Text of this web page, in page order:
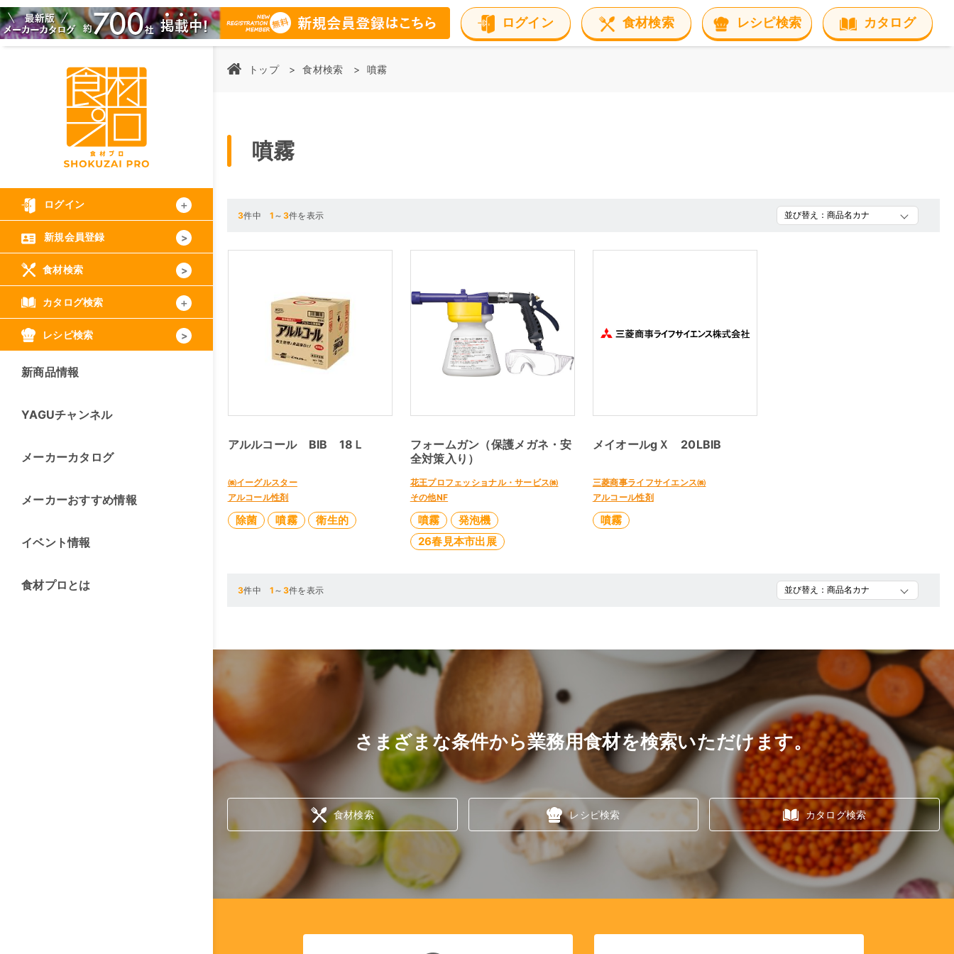
ログイン 食材検索 レシピ検索 カタログ
ログイン
新規会員登録
食材検索
カタログ検索
レシピ検索
新商品情報
YAGUチャンネル
メーカーカタログ
メーカーおすすめ情報
イベント情報
食材プロとは
トップ 食材検索 噴霧
噴霧
3件中1 ～ 3件を表示
アルルコール BIB 18Ｌ
㈱イーグルスター
アルコール性剤
除菌 噴霧 衛生的
フォームガン（保護メガネ・安
全対策入り）
花王プロフェッショナル・サービス㈱
その他NF
噴霧
発泡機
26春見本市出展
メイオールgＸ 20LBIB
三菱商事ライフサイエンス㈱
アルコール性剤
噴霧
3件中1 ～ 3件を表示
さまざまな条件から業務用食材を検索いただけます。
食材検索 レシピ検索 カタログ検索